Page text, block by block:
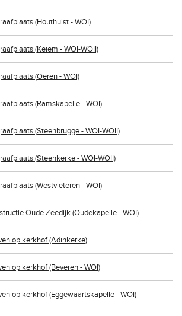
(Houthulst - WOI)
(Keiem - WOI-WOII)
(Oeren - WOI)
(Ramskapelle - WOI)
(Steenbrugge - WOI-WOII)
(Steenkerke - WOI-WOII)
(Westvleteren - WOI)
Oude Zeedijk (Oudekapelle - WOI)
op kerkhof (Adinkerke)
op kerkhof (Beveren - WOI)
op kerkhof (Eggewaartskapelle - WOI)